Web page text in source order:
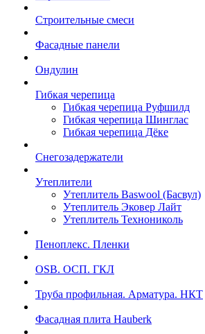
Строительные смеси
Фасадные панели
Ондулин
Гибкая черепица
Гибкая черепица Руфшилд
Гибкая черепица Шинглас
Гибкая черепица Дёке
Снегозадержатели
Утеплители
Утеплитель Baswool (Басвул)
Утеплитель Эковер Лайт
Утеплитель Технониколь
Пеноплекс. Пленки
OSB. ОСП. ГКЛ
Труба профильная. Арматура. НКТ
Фасадная плита Hauberk